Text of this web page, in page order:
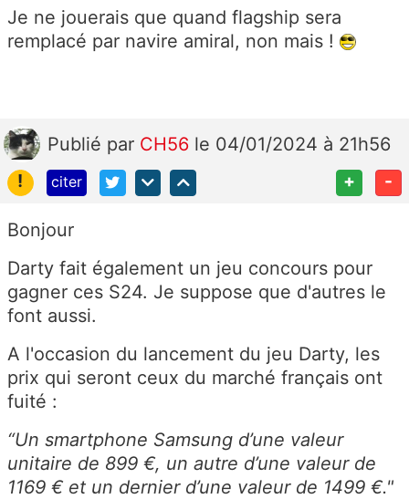
Je ne jouerais que quand flagship sera
remplacé par navire amiral, non mais !
Publié par CH56 le 04/01/2024 à 21h56
!
citer + -
Bonjour
Darty fait également un jeu concours pour
gagner ces S24. Je suppose que d'autres le
font aussi.
A l'occasion du lancement du jeu Darty, les
prix qui seront ceux du marché français ont
fuité :
“Un smartphone Samsung d’une valeur
unitaire de 899 €, un autre d’une valeur de
1169 € et un dernier d’une valeur de 1499 €."